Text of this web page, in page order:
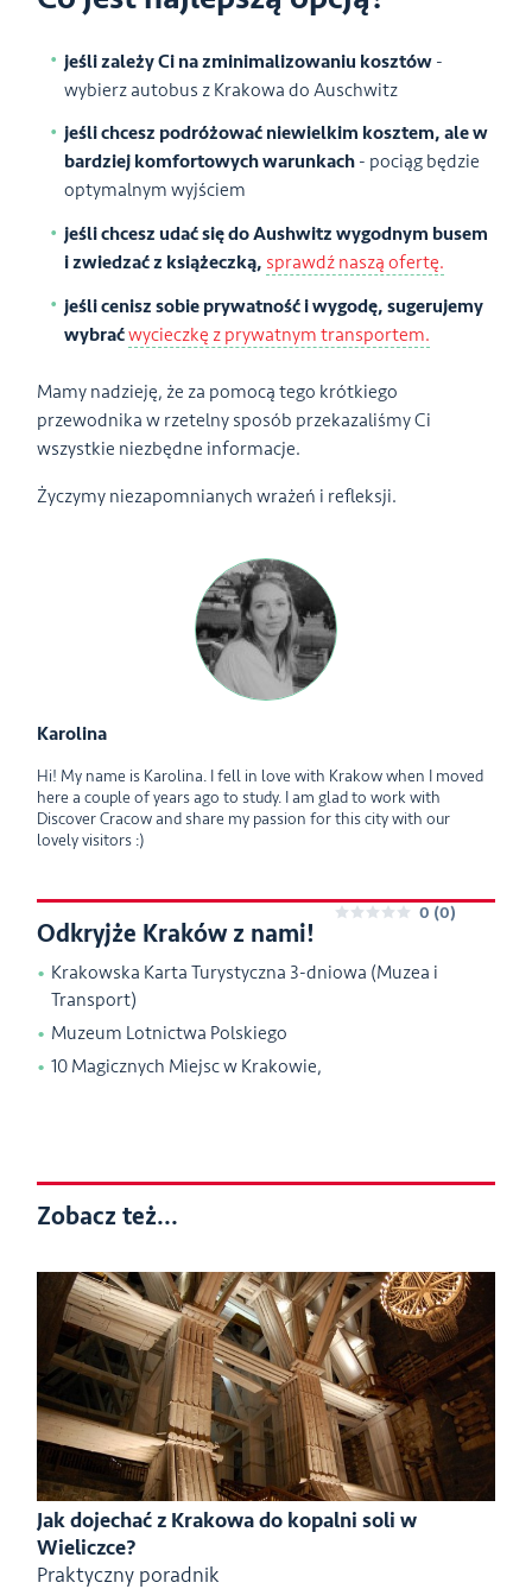
jeśli zależy Ci na zminimalizowaniu kosztów -
wybierz autobus z Krakowa do Auschwitz
jeśli chcesz podróżować niewielkim kosztem, ale w
bardziej komfortowych warunkach - pociąg będzie
optymalnym wyjściem
jeśli chcesz udać się do Aushwitz wygodnym busem
i zwiedzać z książeczką, sprawdź naszą ofertę.
jeśli cenisz sobie prywatność i wygodę, sugerujemy
wybraćwycieczkę z prywatnym transportem.
Mamy nadzieję, że za pomocą tego krótkiego
przewodnika w rzetelny sposób przekazaliśmy Ci
wszystkie niezbędne informacje.
Życzymy niezapomnianych wrażeń i refleksji.
Karolina
Hi! My name is Karolina. I fell in love with Krakow when I moved
here a couple of years ago to study. I am glad to work with
Discover Cracow and share my passion for this city with our
lovely visitors :)
0 (0)
Odkryjże Kraków z nami!
Krakowska Karta Turystyczna 3-dniowa (Muzea i
Transport)
Muzeum Lotnictwa Polskiego
10 Magicznych Miejsc w Krakowie,
Zobacz też...
Jak dojechać z Krakowa do kopalni soli w
Wieliczce?
Praktyczny poradnik